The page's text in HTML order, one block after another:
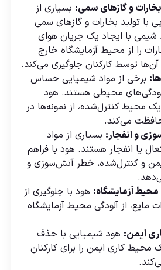
بخارات و گازهای سمی: بسیاری از
با تولید بخارات و گازهای سمی
شیمی با ایجاد یک جریان هوای
را از محیط آزمایشگاه خارج
آن‌ها توسط کارکنان جلوگیری می‌کند.
برخی از مواد شیمیایی حساس
محیطی هستند. هود
محیط کنترل‌شده، از نمونه‌ها در
می‌کند.
و انفجار: بسیاری از مواد
یا انفجار هستند. هود با فراهم
و کنترل‌شده، خطر آتش‌سوزی و
محیط آزمایشگاه: هود با جلوگیری از
مایع، از آلودگی محیط آزمایشگاه
ایمن: هود شیمیایی با حذف
کاری ایمن را برای کارکنان